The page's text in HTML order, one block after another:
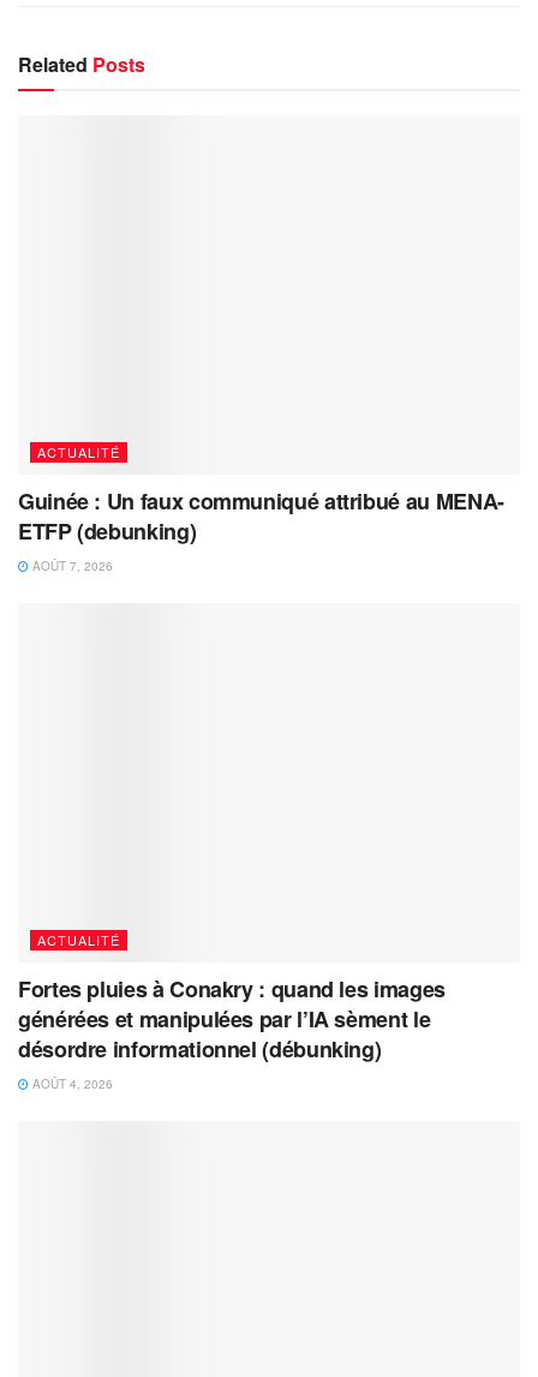
Related Posts
ACTUALITÉ
Guinée : Un faux communiqué attribué au MENA-
ETFP (debunking)
AOÛT 7, 2026
ACTUALITÉ
Fortes pluies à Conakry : quand les images
générées et manipulées par l’IA sèment le
désordre informationnel (débunking)
AOÛT 4, 2026